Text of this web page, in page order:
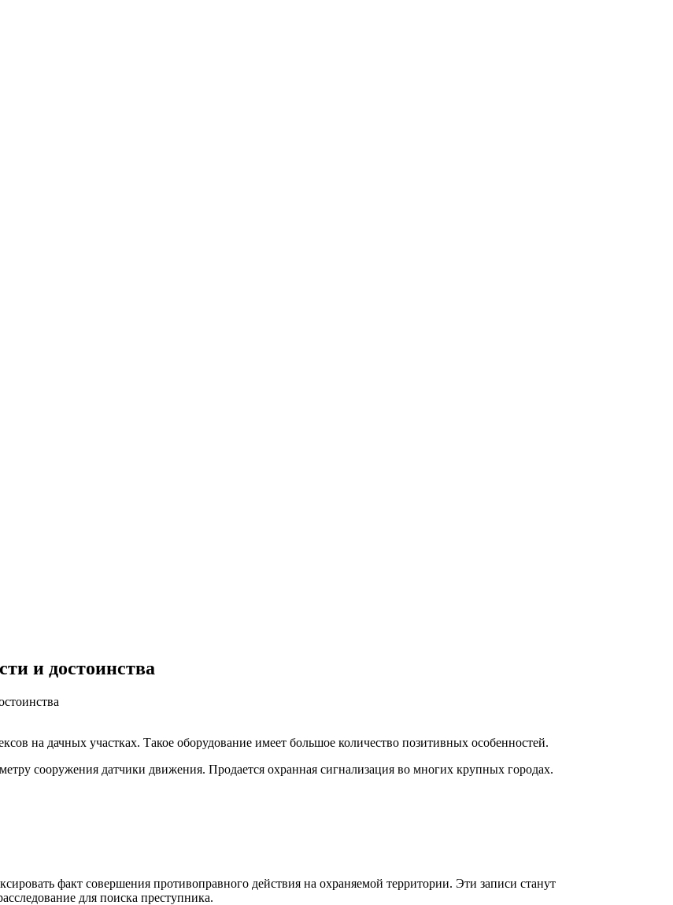
и достоинства
на дачных участках. Такое оборудование имеет большое количество позитивных особенностей.
сооружения датчики движения. Продается охранная сигнализация во многих крупных городах.
факт совершения противоправного действия на охраняемой территории. Эти записи станут
для поиска преступника.